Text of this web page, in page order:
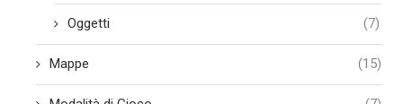
Oggetti (7)
Mappe (15)